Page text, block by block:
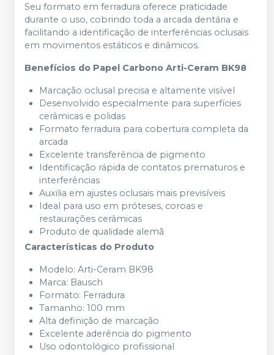
Seu formato em ferradura oferece praticidade
durante o uso, cobrindo toda a arcada dentária e
facilitando a identificação de interferências oclusais
em movimentos estáticos e dinâmicos.
Benefícios do Papel Carbono Arti-Ceram BK98
Marcação oclusal precisa e altamente visível
Desenvolvido especialmente para superfícies
cerâmicas e polidas
Formato ferradura para cobertura completa da
arcada
Excelente transferência de pigmento
Identificação rápida de contatos prematuros e
interferências
Auxilia em ajustes oclusais mais previsíveis
Ideal para uso em próteses, coroas e
restaurações cerâmicas
Produto de qualidade alemã
Características do Produto
Modelo: Arti-Ceram BK98
Marca: Bausch
Formato: Ferradura
Tamanho: 100 mm
Alta definição de marcação
Excelente aderência do pigmento
Uso odontológico profissional